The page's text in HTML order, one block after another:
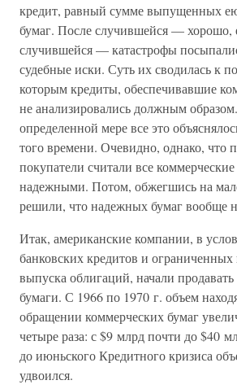
кредит, равный сумме выпущенных
бумаг. После случившейся — хорошо,
случившейся — катастрофы
судебные иски. Суть их сводилась к
которым кредиты, обеспечивавшие
не анализировались должным
определенной мере все это
того времени. Очевидно, однако, что
покупатели считали все
надежными. Потом, обжегшись на
решили, что надежных бумаг вообще
Итак, американские компании, в
банковских кредитов и
выпуска облигаций, начали
бумаги. С 1966 по 1970 г. объем
обращении коммерческих бумаг
четыре раза: с $9 млрд почти до $40
до июньского Кредитного кризиса
удвоился.